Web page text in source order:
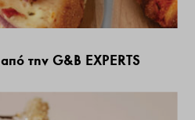
την G&B EXPERTS